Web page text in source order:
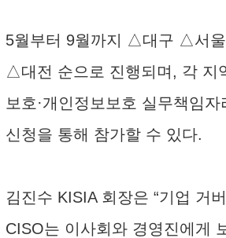
5월부터 9월까지 △대구 △서
△대전 순으로 진행되며, 각 지
보호·개인정보보호 실무책임
신청을 통해 참가할 수 있다.
김진수 KISIA 회장은 “기업 거
CISO는 이사회와 경영진에게